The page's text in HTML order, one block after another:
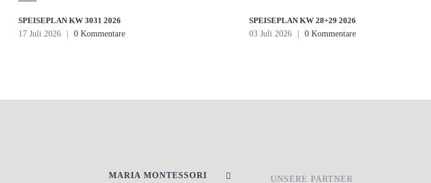
SPEISEPLAN KW 3031 2026
17 Juli 2026
| 0 Kommentare
SPEISEPLAN KW 28+29 2026
03 Juli 2026
| 0 Kommentare
MARIA MONTESSORI UNSERE PARTNER